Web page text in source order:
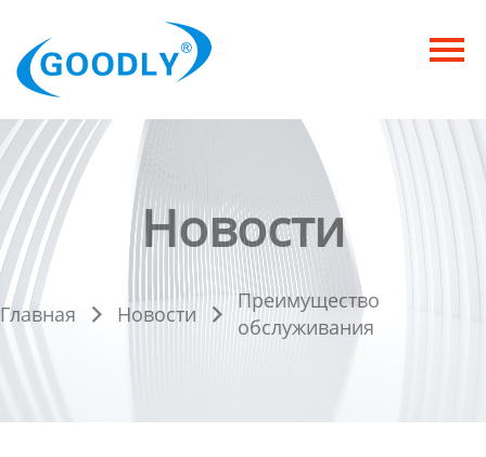
Продукция
ОТРАСЛИ
Категория
Новости
Контакты
Новости
Главная  Новости 
Преимущество
обслуживания